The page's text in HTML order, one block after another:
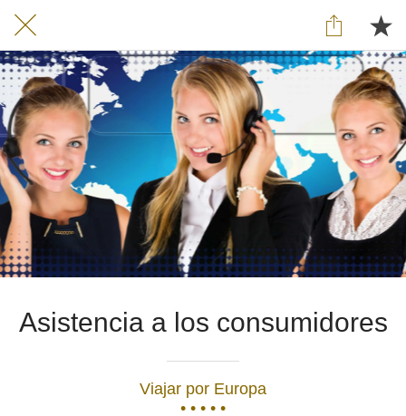
Asistencia a los consumidores
Viajar por Europa
• • • • •